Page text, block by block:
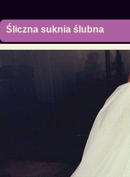
Śliczna suknia ślubna